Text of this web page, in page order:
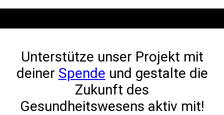
Unterstütze unser Projekt mit
deiner Spende und gestalte die
Zukunft des
Gesundheitswesens aktiv mit!